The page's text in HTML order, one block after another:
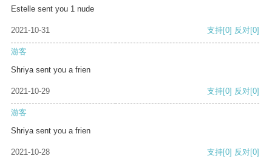
Estelle sent you 1 nude
2021-10-31 支持[0] 反对[0]
游客
Shriya sent you a frien
2021-10-29 支持[0] 反对[0]
游客
Shriya sent you a frien
2021-10-28 支持[0] 反对[0]